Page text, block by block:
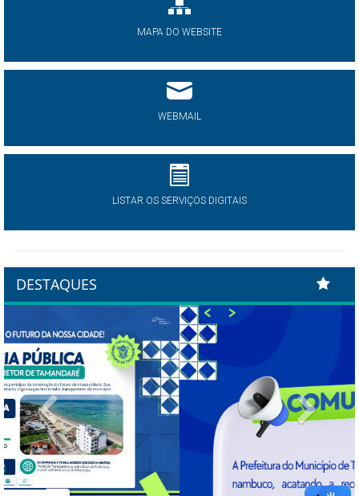
MAPA DO WEBSITE
WEBMAIL
LISTAR OS SERVIÇOS DIGITAIS
DESTAQUES